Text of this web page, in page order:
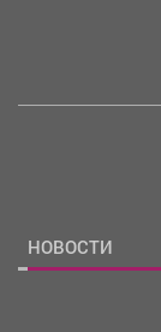
НОВОСТИ